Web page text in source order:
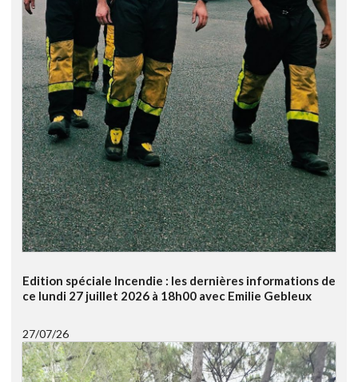
Edition spéciale Incendie : les dernières informations de
ce lundi 27 juillet 2026 à 18h00 avec Emilie Gebleux
27/07/26